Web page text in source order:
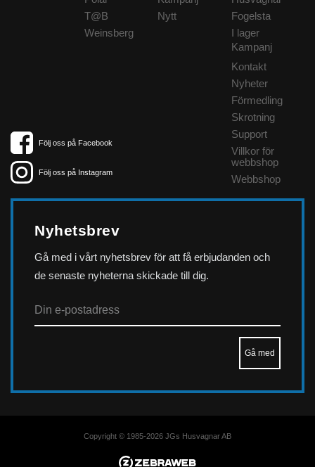
T@B
Weinsberg
Nytt
Fogelsta
I lager
Kampanj
Kontakt
Nyheter
Förmedling
Skrotning
Support
Villkor för
webbshop
Webbshop
Följ oss på Facebook
Följ oss på Instagram
Nyhetsbrev
Gå med i vårt nyhetsbrev för att få erbjudanden och
de senaste nyheterna skickade till dig.
Copyright © 1985-2026 JGs Husvagnar AB